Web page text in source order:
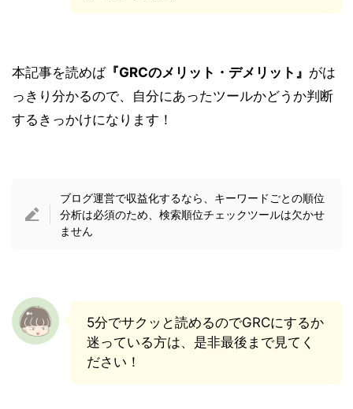
本記事を読めば『GRCのメリット・デメリット』 がは
っきり分かるので、自分にあったツールかどうか判断
するきっかけになります！
ブログ運営で収益化するなら、キーワードごとの順位
分析は必須のため、検索順位チェックツールは欠かせ
ません
5分でサクッと読めるのでGRCにするか
迷っている方は、是非最後まで見てく
ださい！